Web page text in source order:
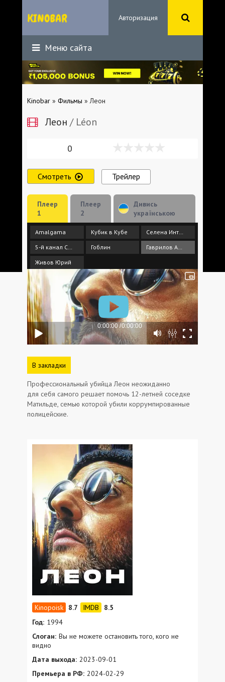
Авторизация
Меню сайта
Kinobar » Фильмы » Леон
Леон / Léon
0
Смотреть Трейлер
Плеер
1
Плеер
2
Дивись
українською
Amalgama Кубик в Кубе
Гоблин
Живов Юрий
В закладки
Профессиональный убийца Леон неожиданно
для себя самого решает помочь 12-летней соседке
Матильде, семью которой убили коррумпированные
полицейские.
8.7
8.5
Год: 1994
Слоган: Вы не можете остановить того, кого не
видно
Дата выхода: 2023-09-01
Премьера в РФ: 2024-02-29